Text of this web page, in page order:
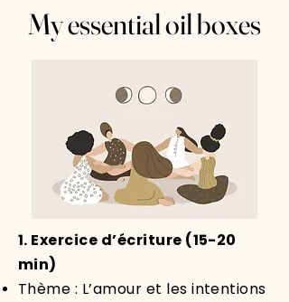
My essential oil boxes
1. Exercice d’écriture (15-20
min)
Thème : L’amour et les intentions